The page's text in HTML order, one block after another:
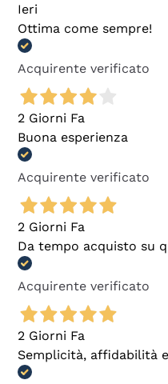
Ieri
Ottima come sempre!
Acquirente verificato
2 Giorni Fa
Buona esperienza
Acquirente verificato
2 Giorni Fa
Da tempo acquisto su
Acquirente verificato
2 Giorni Fa
Semplicità, affidabilità